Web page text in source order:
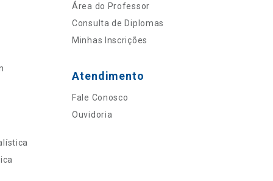
Área do Professor
Consulta de Diplomas
Minhas Inscrições
Atendimento
Fale Conosco
Ouvidoria